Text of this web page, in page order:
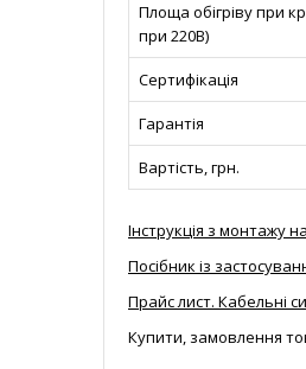
Площа обігріву при
при 220В)
Сертифікація
Гарантія
Вартість, грн.
Інструкція з монтажу
Посібник із
Прайс лист. Кабельні
Купити, замовлення